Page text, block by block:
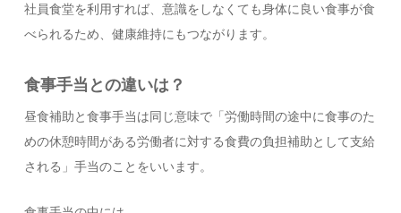
社員食堂を利用すれば、意識をしなくても身体に良い食事が食
べられるため、健康維持にもつながります。
食事手当との違いは？
昼食補助と食事手当は同じ意味で「労働時間の途中に食事のた
めの休憩時間がある労働者に対する食費の負担補助として支給
される」手当のことをいいます。